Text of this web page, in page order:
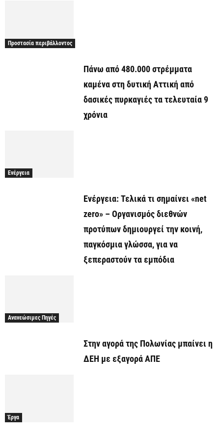
Προστασία περιβάλλοντος
Πάνω από 480.000 στρέμματα
καμένα στη δυτική Αττική από
δασικές πυρκαγιές τα τελευταία 9
χρόνια
Ενέργεια
Ενέργεια: Τελικά τι σημαίνει «net
zero» – Οργανισμός διεθνών
προτύπων δημιουργεί την κοινή,
παγκόσμια γλώσσα, για να
ξεπεραστούν τα εμπόδια
Ανανεώσιμες Πηγές
Στην αγορά της Πολωνίας μπαίνει η
ΔΕΗ με εξαγορά ΑΠΕ
Έργα